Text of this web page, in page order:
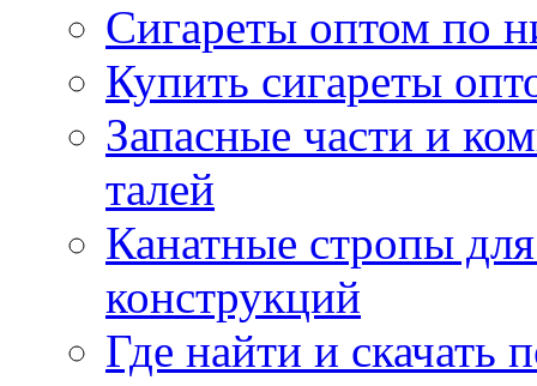
Сигареты оптом по
Купить сигареты
Запасные части и
талей
Канатные стропы
конструкций
Где найти и